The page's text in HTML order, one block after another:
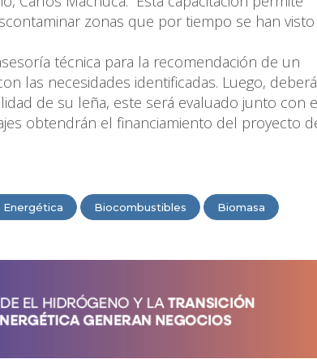
zonas que por tiempo se han visto
técnica para la recomendación de un
las necesidades identificadas. Luego, deberá
de su leña, este será evaluado junto con
obtendrán el financiamiento del proyecto
Energética Biocombustibles Biomasa